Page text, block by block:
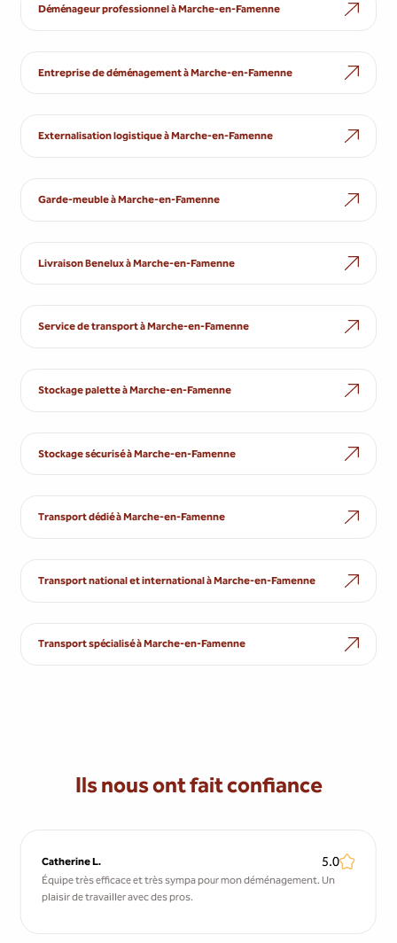
Déménageur professionnel à Marche-en-Famenne
Entreprise de déménagement à Marche-en-Famenne
Externalisation logistique à Marche-en-Famenne
Garde-meuble à Marche-en-Famenne
Livraison Benelux à Marche-en-Famenne
Service de transport à Marche-en-Famenne
Stockage palette à Marche-en-Famenne
Stockage sécurisé à Marche-en-Famenne
Transport dédié à Marche-en-Famenne
Transport national et international à Marche-en-Famenne
Transport spécialisé à Marche-en-Famenne
Ils nous ont fait confiance
Catherine L. 5.0
Équipe très efficace et très sympa pour mon déménagement. Un
plaisir de travailler avec des pros.